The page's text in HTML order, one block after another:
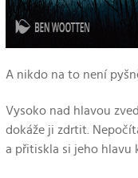
A nikdo na to není
Vysoko nad hlavou
dokáže ji zdrtit.
a přitiskla si jeho hlavu